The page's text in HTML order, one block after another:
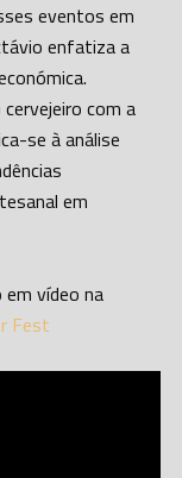
eventos em
enfatiza a
com a
se à análise
em
vídeo na
Fest